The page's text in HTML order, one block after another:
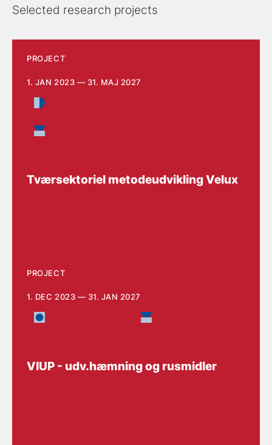
Selected research projects
PROJECT
1. JAN 2023 — 31. MAJ 2027
Tværsektoriel metodeudvikling Velux
PROJECT
1. DEC 2023 — 31. JAN 2027
VIUP - udv.hæmning og rusmidler